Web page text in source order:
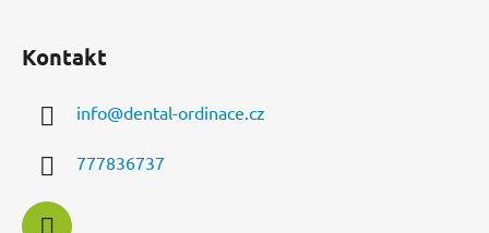
Kontakt
info@dental-ordinace.cz
777836737